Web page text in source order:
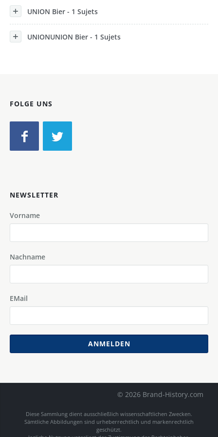
UNION Bier - 1 Sujets
UNIONUNION Bier - 1 Sujets
FOLGE UNS
NEWSLETTER
Vorname
Nachname
EMail
ANMELDEN
© 2026 Brand-History.com
Diese Sammlung dient ausschließlich wissenschaftlichen Zwecken.
Sämtliche Abbildungen sind urheberrechtlich und markenrechtlich
geschützt.